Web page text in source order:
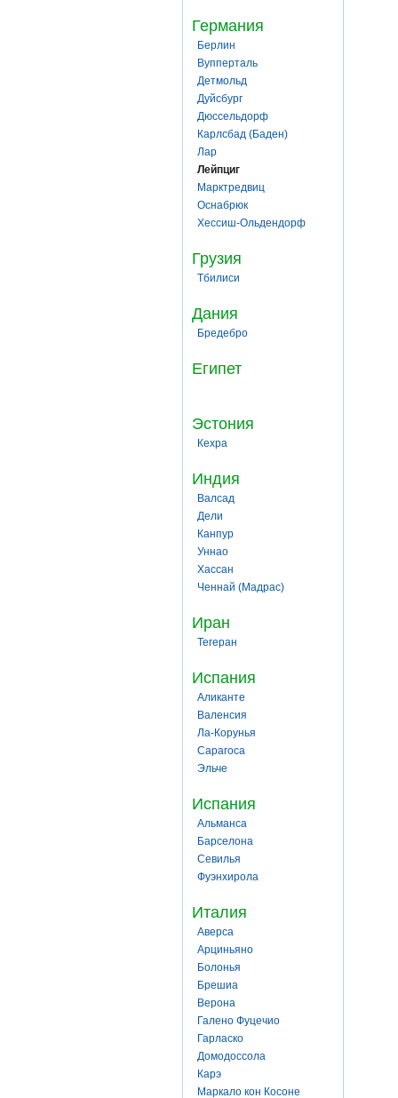
Германия
Берлин
Вупперталь
Детмольд
Дуйсбург
Дюссельдорф
Карлсбад (Баден)
Лар
Лейпциг
Марктредвиц
Оснабрюк
Хессиш-Ольдендорф
Грузия
Тбилиси
Дания
Бредебро
Египет
Эстония
Кехра
Индия
Валсад
Дели
Канпур
Уннао
Хассан
Ченнай (Мадрас)
Иран
Тегеран
Испания
Аликанте
Валенсия
Ла-Корунья
Сарагоса
Эльче
Испания
Альманса
Барселона
Севилья
Фуэнхирола
Италия
Аверса
Арциньяно
Болонья
Брешиа
Верона
Галено Фуцечио
Гарласко
Домодоссола
Карэ
Маркало кон Косоне